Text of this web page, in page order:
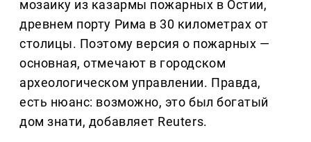
мозаику из казармы пожарных в Остии,
древнем порту Рима в 30 километрах от
столицы. Поэтому версия о пожарных —
основная, отмечают в городском
археологическом управлении. Правда,
есть нюанс: возможно, это был богатый
дом знати, добавляет Reuters.